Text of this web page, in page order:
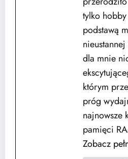
tylko
podstawą
dla mnie
którym
próg
najnowsze
pamięci
Zobacz